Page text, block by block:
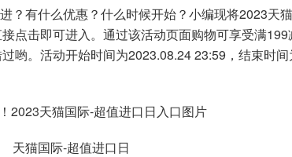
？有什么优惠？什么时候开始？小编现将2023天
点击即可进入。通过该活动页面购物可享受满
哟。活动开始时间为2023.08.24 23:59，结束时
天猫国际-超值进口日